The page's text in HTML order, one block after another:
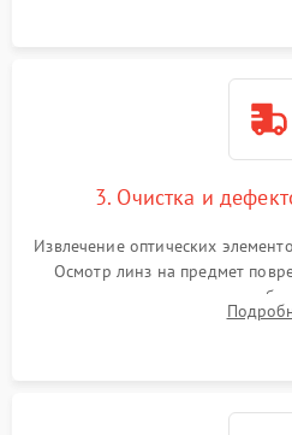
3. Очистка и
Извлечение оптических
Осмотр линз на предмет
покрытия или появления
спецрастворами. Проверка